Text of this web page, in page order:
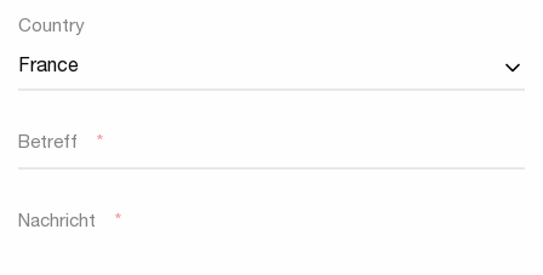
Land
Country
Betreff *
Nachricht *